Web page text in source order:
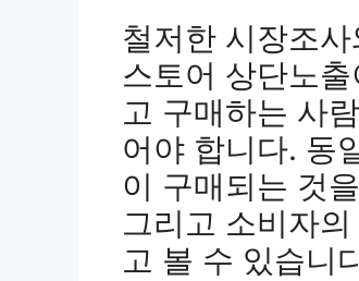
철저한 시장조
스토어 상단노
고 구매하는 사
어야 합니다. 동
이 구매되는 것
그리고 소비자
고 볼 수 있습니